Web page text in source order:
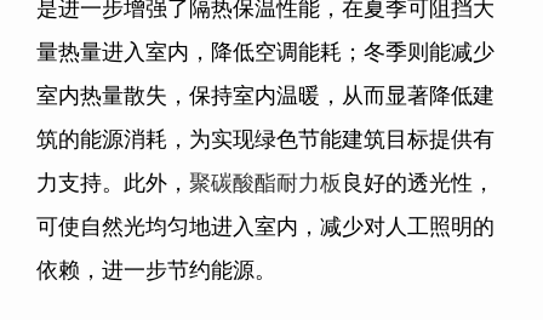
是进一步增强了隔热保温性能，在夏季可阻挡大
量热量进入室内，降低空调能耗；冬季则能减少
室内热量散失，保持室内温暖，从而显著降低建
筑的能源消耗，为实现绿色节能建筑目标提供有
力支持。此外， 聚碳酸酯耐力板 良好的透光性，
可使自然光均匀地进入室内，减少对人工照明的
依赖，进一步节约能源。